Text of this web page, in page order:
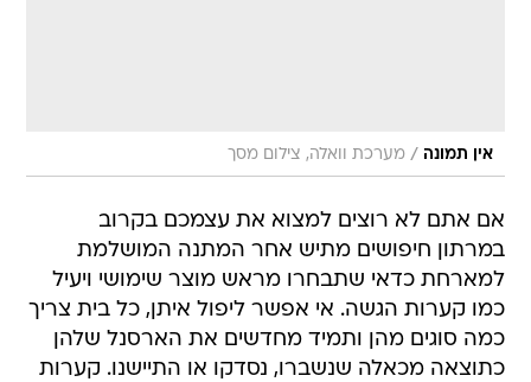
אין תמונה / מערכת וואלה, צילום מסך
אם אתם לא רוצים למצוא את עצמכם בקרוב
במרתון חיפושים מתיש אחר המתנה המושלמת
למארחת כדאי שתבחרו מראש מוצר שימושי ויעיל
כמו קערות הגשה. אי אפשר ליפול איתן, כל בית צריך
כמה סוגים מהן ותמיד מחדשים את הארסנל שלהן
כתוצאה מכאלה שנשברו, נסדקו או התיישנו. קערות